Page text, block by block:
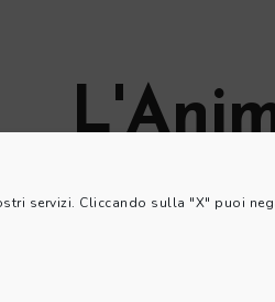
servizi. Cliccando sulla "X" puoi